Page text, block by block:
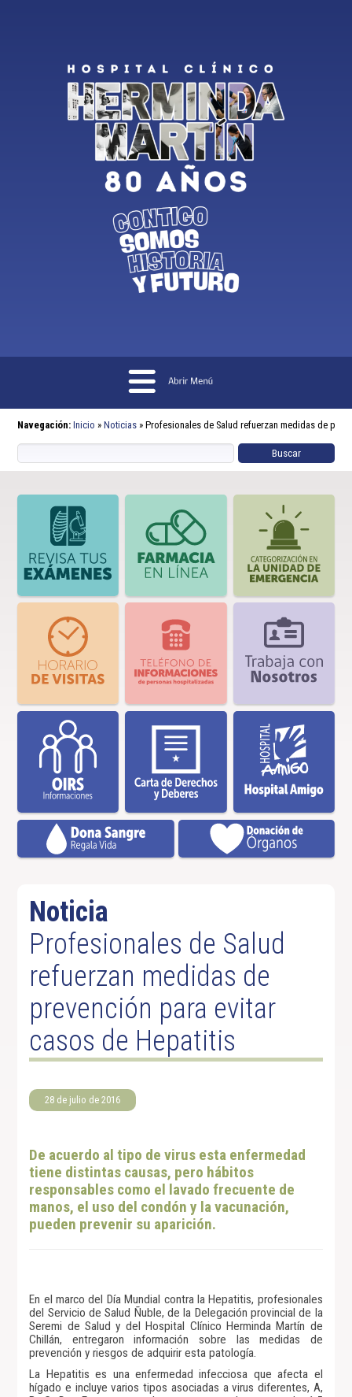
Navegación: Inicio » Noticias » Profesionales de Salud refuerzan medidas de
Noticia
Profesionales de Salud
refuerzan medidas de
prevención para evitar
casos de Hepatitis
28 de julio de 2016
De acuerdo al tipo de virus esta enfermedad
tiene distintas causas, pero hábitos
responsables como el lavado frecuente de
manos, el uso del condón y la vacunación,
pueden prevenir su aparición.
En el marco del Día Mundial contra la Hepatitis, profesionales
del Servicio de Salud Ñuble, de la Delegación provincial de la
Seremi de Salud y del Hospital Clínico Herminda Martín de
Chillán, entregaron información sobre las medidas de
prevención y riesgos de adquirir esta patología.
La Hepatitis es una enfermedad infecciosa que afecta el
hígado e incluye varios tipos asociadas a virus diferentes, A,